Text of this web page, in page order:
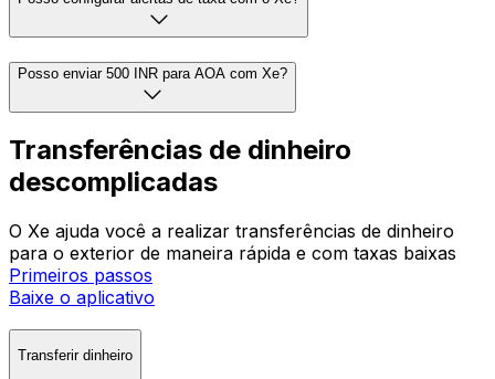
Posso enviar 500 INR para AOA com Xe?
Transferências de dinheiro
descomplicadas
O Xe ajuda você a realizar transferências de dinheiro
para o exterior de maneira rápida e com taxas baixas
Primeiros passos
Baixe o aplicativo
Transferir dinheiro